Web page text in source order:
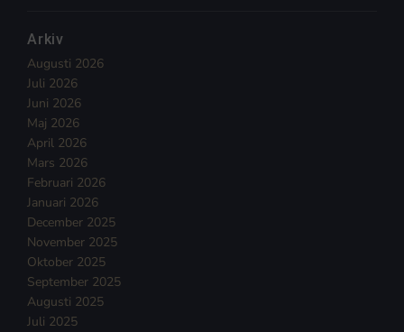
Arkiv
Augusti 2026
Juli 2026
Juni 2026
Maj 2026
April 2026
Mars 2026
Februari 2026
Januari 2026
December 2025
November 2025
Oktober 2025
September 2025
Augusti 2025
Juli 2025